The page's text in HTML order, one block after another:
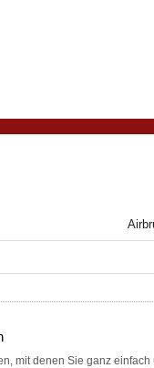
mit denen Sie ganz